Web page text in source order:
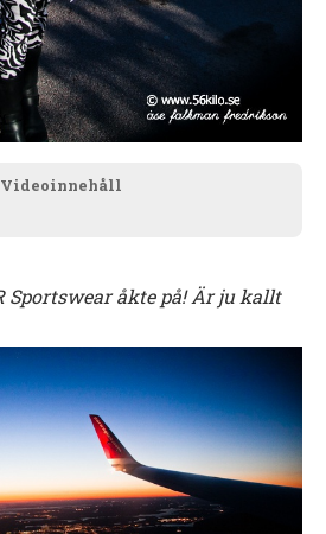
Videoinnehåll
Sportswear åkte på! Är ju kallt